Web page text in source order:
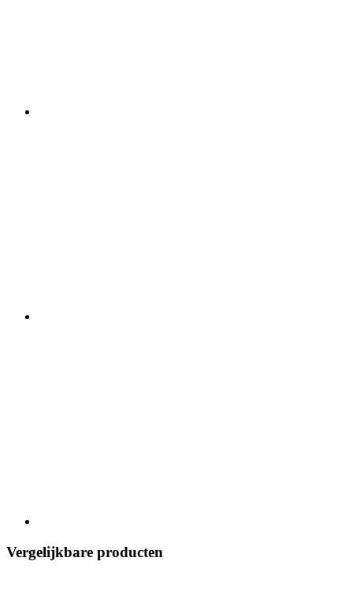
Vergelijkbare producten